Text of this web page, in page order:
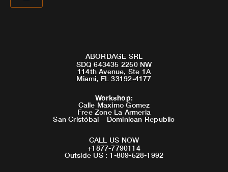
ABORDAGE SRL
SDQ 643435 2250 NW
114th Avenue, Ste 1A
Miami, FL 33192-4177
Workshop:
Calle Maximo Gomez
Free Zone La Armeria
San Cristóbal – Dominican Republic
CALL US NOW
+1877-7790114
Outside US : 1-809-528-1992